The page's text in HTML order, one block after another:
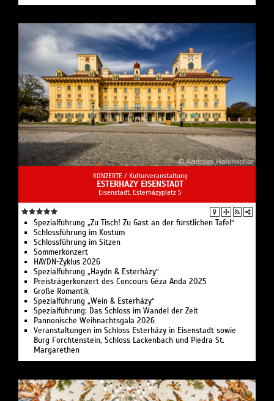
KONZERTE / Kulturveranstaltung
ESTERHAZY EISENSTADT
Eisenstadt, Esterházyplatz 5
Spezialführung „Zu Tisch! Zu Gast an der fürstlichen Tafel“
Schlossführung im Kostüm
Schlossführung im Sitzen
Sommerkonzert
HAYDN-Zyklus 2026
Spezialführung „Haydn & Esterházy“
Preisträgerkonzert des Concours Géza Anda 2025
Große Romantik
Spezialführung „Wein & Esterházy“
Spezialführung: Das Schloss im Wandel der Zeit
Pannonische Weihnachtsgala 2026
Veranstaltungen im Schloss Esterházy in Eisenstadt sowie
Burg Forchtenstein, Schloss Lackenbach und Piedra St.
Margarethen